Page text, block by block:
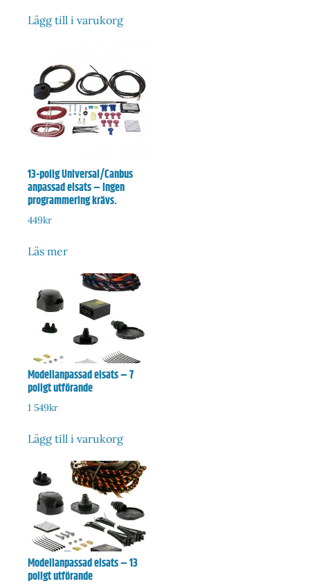
Lägg till i varukorg
13-polig Universal/Canbus
anpassad elsats – Ingen
programmering krävs.
449kr
Läs mer
Modellanpassad elsats – 7
poligt utförande
1 549kr
Lägg till i varukorg
Modellanpassad elsats – 13
poligt utförande